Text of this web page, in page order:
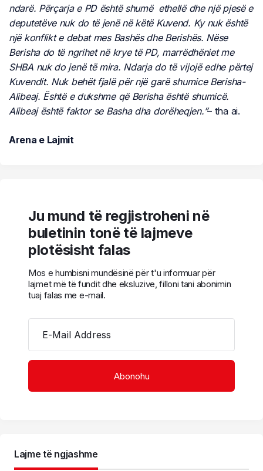
ndarë. Përçarja e PD është shumë ethellë dhe një pjesë e
deputetëve nuk do të jenë në këtë Kuvend. Ky nuk është
një konflikt e debat mes Bashës dhe Berishës. Nëse
Berisha do të ngrihet në krye të PD, marrëdhëniet me
SHBA nuk do jenë të mira. Ndarja do të vijojë edhe përtej
Kuvendit. Nuk behët fjalë për një garë shumice Berisha-
Alibeaj. Është e dukshme që Berisha është shumicë.
Alibeaj është faktor se Basha dha dorëheqjen.”– tha ai.
Arena e Lajmit
Ju mund të regjistroheni në
buletinin tonë të lajmeve
plotësisht falas
Mos e humbisni mundësinë për t'u informuar për
lajmet më të fundit dhe eksluzive, filloni tani abonimin
tuaj falas me e-mail.
E-Mail Address
Lajme të ngjashme